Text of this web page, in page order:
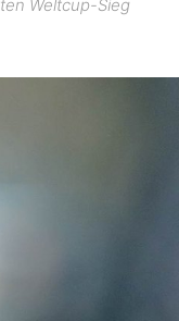
Weltcup-Sieg